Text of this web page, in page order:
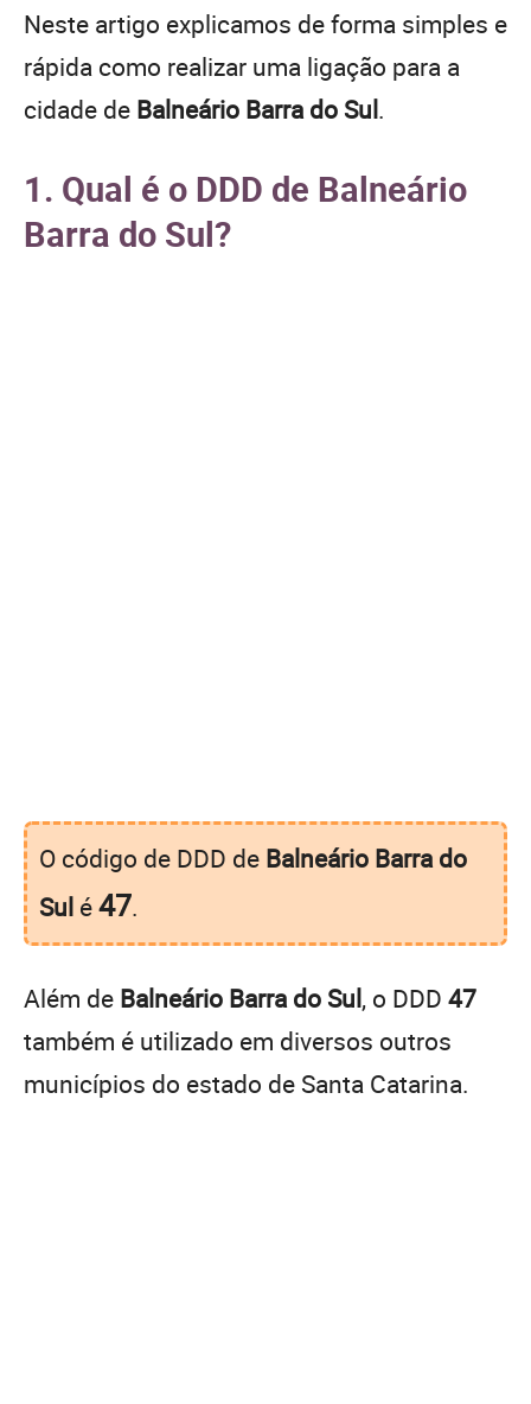
Neste artigo explicamos de forma simples e
rápida como realizar uma ligação para a
cidade de Balneário Barra do Sul.
1. Qual é o DDD de Balneário
Barra do Sul?
O código de DDD de Balneário Barra do
Sul é47.
Além de Balneário Barra do Sul, o DDD 47
também é utilizado em diversos outros
municípios do estado de Santa Catarina.